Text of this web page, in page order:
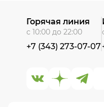
Горячая линия
с 10:00 до 22:00
+7 (343) 273-07-07